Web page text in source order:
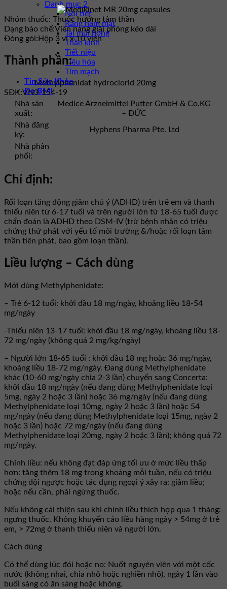
Danh mục 2
Nội tiết
Răng hàm mặt
Tai mũi họng
Thần kinh
Tiết niệu
Tiêu hóa
Tim mạch
Tin Sức Khỏe
Đo BMI
Nhóm thuốc: Thuốc hướng tâm thần
Dạng bào chế:Viên nang giải phóng kéo dài
Đóng gói: Hộp 3 vỉ x 10 viên
Thành phần:
Methylphenidat hydroclorid 20mg
SĐK:VN3-154-19
Nhà sản
xuất:
Medice Arzneimittel Putter GmbH & Co.KG
– ĐỨC
Nhà đăng
ký:
Hyphens Pharma Pte. Ltd
Nhà phân
phối:
Chỉ định:
Rối loạn tăng động giảm chú ý (ADHD) trên trẻ em và thanh
thiếu niên từ 6-17 tuổi và trên người lớn từ 18-65 tuổi được
chẩn đoán là ADHD theo DSM-IV (trừ bệnh nhân có triệu
chứng thứ phát với yếu tố môi trường &/hoặc rối loạn tâm
thần tiên phát, bao gồm loạn thần).
Liều lượng – Cách dùng
Mới dùng Methylphenidate:
– Trẻ 6-12 tuổi: khởi đầu 18 mg/ngày, khoảng liều 18-54
mg/ngày
-Thiếu niên 13-17 tuổi: khởi đầu 18 mg/ngày, khoảng liều 18-
72 mg/ngày (không quá 2 mg/kg/ngày)
– Người lớn 18-65 tuổi : khởi đầu 18 mg hoặc 36 mg/ngày,
khoảng liều 18-72 mg/ngày. Đang dùng Methylphenidate
khác (10-60 mg/ngày chia 2-3 lần) chuyển sang Concerta:
khởi đầu 18 mg/ngày (nếu đang dùng Methylphenidate loại
5mg, ngày 2 hoặc 3 lần) hoặc 36 mg/ngày (nếu đang dùng
Methylphenidate loại 10mg, ngày 2 hoặc 3 lần) hoặc 54
mg/ngày (nếu đang dùng Methylphenidate loại 15mg, ngày 2
hoặc 3 lần) hoặc 72 mg/ngày (nếu đang dùng
Methylphenidate loại 20mg, ngày 2 hoặc 3 lần); không quá 72
mg/ngày.
Chỉnh liều: nếu không đạt đáp ứng tối ưu ở mức liều thấp
hơn: tăng thêm 18 mg trong khoảng mỗi tuần, nếu có triệu
chứng dội ngược hoặc tác dụng ngoại ý xảy ra: giảm liều;
hoặc nếu cần, phải ngừng thuốc.
Nếu không cải thiện sau khi chỉnh liều thích hợp qua 1 tháng:
ngưng thuốc. Không khuyến cáo liều hàng ngày > 54mg ở trẻ
em, > 72mg ở thanh thiếu niên và người lớn.
Cách dùng
Có thể dùng lúc đói hoặc no: Nuốt nguyên viên với một cốc
nước (không nhai, chia nhỏ hoặc nghiền nhỏ), ngày 1 lần vào
buổi sáng có ăn sáng hoặc không.